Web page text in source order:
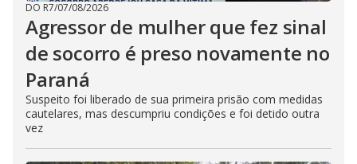
DO R7/07/08/2026
Agressor de mulher que fez sinal
de socorro é preso novamente no
Paraná
Suspeito foi liberado de sua primeira prisão com medidas
cautelares, mas descumpriu condições e foi detido outra
vez